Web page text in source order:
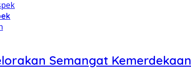
Semangat Kemerdekaan